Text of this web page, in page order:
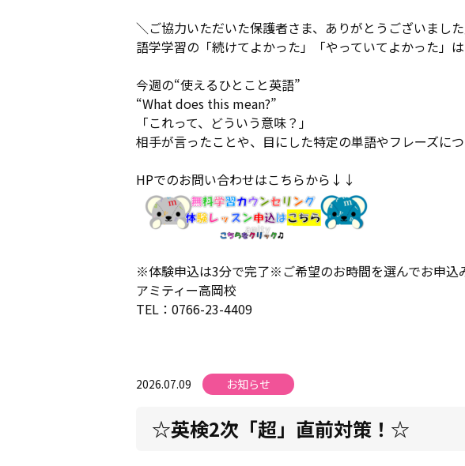
＼ご協力いただいた保護者さま、ありがとうございまし
語学学習の「続けてよかった」「やっていてよかった
今週の“使えるひとこと英語”
“What does this mean?”
「これって、どういう意味？」
相手が言ったことや、目にした特定の単語やフレーズに
HPでのお問い合わせはこちらから↓↓
※体験申込は3分で完了※ご希望のお時間を選んでお申込
アミティー高岡校
TEL：0766-23-4409
2026.07.09 お知らせ
☆英検2次「超」直前対策！☆